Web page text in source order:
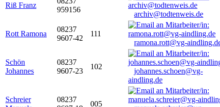
Riß Franz
959156
archiv@todtenweis.de
Rott Ramona
08237
9607-42
111
ramona.rott@vg-
Schön
Johannes
08237
9607-23
102
johannes.schoen@vg-
aindling.de
Schreier
08237
005